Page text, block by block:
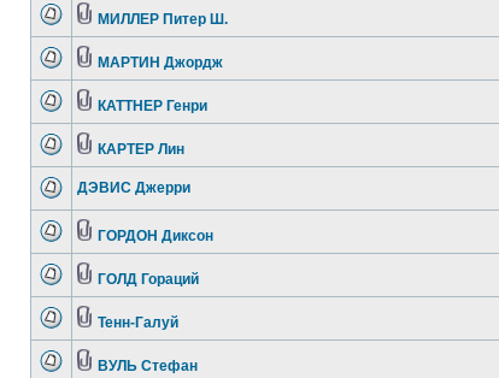
МИЛЛЕР Питер Ш.
МАРТИН Джордж
КАТТНЕР Генри
КАРТЕР Лин
ДЭВИС Джерри
ГОРДОН Диксон
ГОЛД Гораций
Тенн-Галуй
ВУЛЬ Стефан